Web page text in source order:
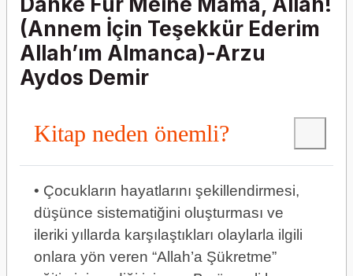
(Annem İçin Teşekkür Ederim
Allah’ım Almanca)-Arzu
Aydos Demir
Kitap neden önemli?
• Çocukların hayatlarını şekillendirmesi,
düşünce sistematiğini oluşturması ve
ileriki yıllarda karşılaştıkları olaylarla ilgili
onlara yön veren “Allah’a Şükretme”